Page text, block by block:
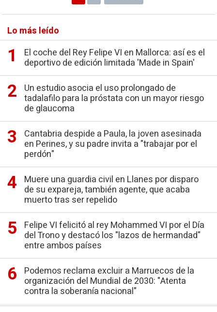
Lo más leído
El coche del Rey Felipe VI en Mallorca: así es el
deportivo de edición limitada 'Made in Spain'
Un estudio asocia el uso prolongado de
tadalafilo para la próstata con un mayor riesgo
de glaucoma
Cantabria despide a Paula, la joven asesinada
en Perines, y su padre invita a "trabajar por el
perdón"
Muere una guardia civil en Llanes por disparo
de su expareja, también agente, que acaba
muerto tras ser repelido
Felipe VI felicitó al rey Mohammed VI por el Día
del Trono y destacó los "lazos de hermandad"
entre ambos países
Podemos reclama excluir a Marruecos de la
organización del Mundial de 2030: "Atenta
contra la soberanía nacional"